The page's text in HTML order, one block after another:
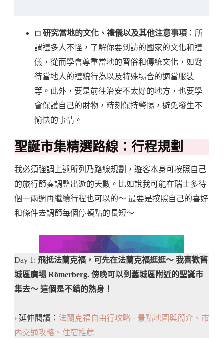
◻︎ 研究當地的文化、禮儀以及其他注意事項 ：所
謂禮多人不怪，了解你要到訪的國家的文化和禮
儀，從而學會尊重當地的習俗和傳統文化，如對
待當地人的禮貌行為以及特殊場合的適當服裝
等。此外，要是前往治安不太好的地方，也要學
會保護自己的財物，時刻保持警惕，避免發生不
愉快的事情。
聖誕市集精選路線：行程規劃
我必須強調上述所列乃路線規劃，遊客本身可按照自己
的旅行節奏調整出遊的天數。比如說我可能在瑞士多待
個一兩週再繼續行程也可以的～ 最要是按照自己的喜好
和條件去調節每個停頓點的長短～
Day 1: 飛抵法蘭克福，可先在法蘭克福逛逛～ 我喜歡舊
城區廣場 Römerberg. 傍晚可以到舊城區附近的聖誕市
集去～ 這個是不錯的熱身！
› 延伸閱讀： 法蘭克福自由行攻略 · 景點地圖與簡介、市
內交通攻略、住宿推薦